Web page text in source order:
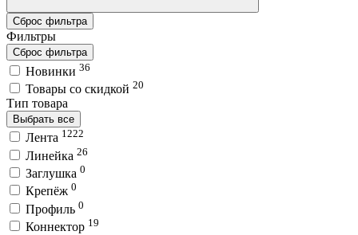
Сброс фильтра
Фильтры
Сброс фильтра
Новинки 36
Товары со скидкой 20
Тип товара
Выбрать все
Лента 1222
Линейка 26
Заглушка 0
Крепёж 0
Профиль 0
Коннектор 19